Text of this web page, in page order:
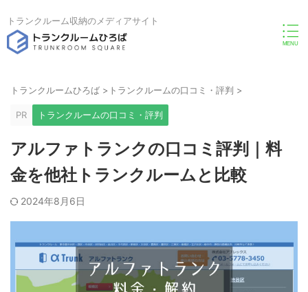
トランクルーム収納のメディアサイト
トランクルームひろば > トランクルームの口コミ・評判 >
PR トランクルームの口コミ・評判
アルファトランクの口コミ評判｜料
金を他社トランクルームと比較
2024年8月6日